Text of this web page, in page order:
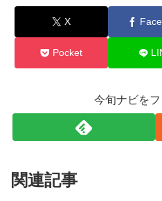
X
Pocket
今旬ナビを
関連記事